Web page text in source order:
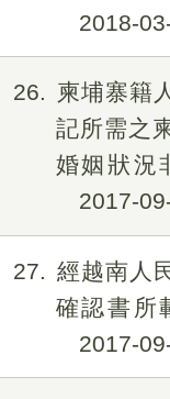
2018-
26
柬埔寨籍
記所需之
婚姻狀況
2017-
27
經越南人
確認書所
2017-